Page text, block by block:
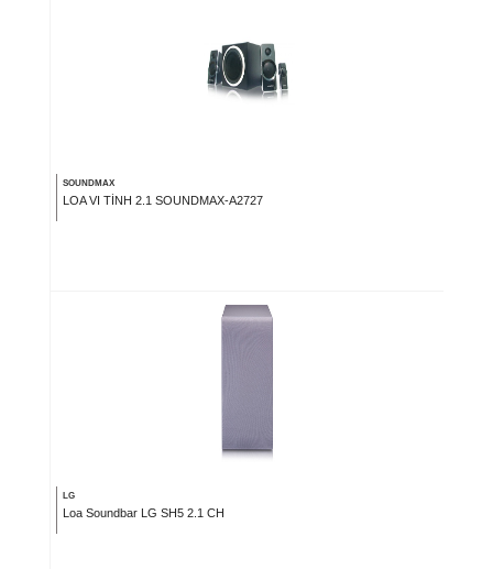
SOUNDMAX
LOA VI TÍNH 2.1 SOUNDMAX-A2727
LG
Loa Soundbar LG SH5 2.1 CH